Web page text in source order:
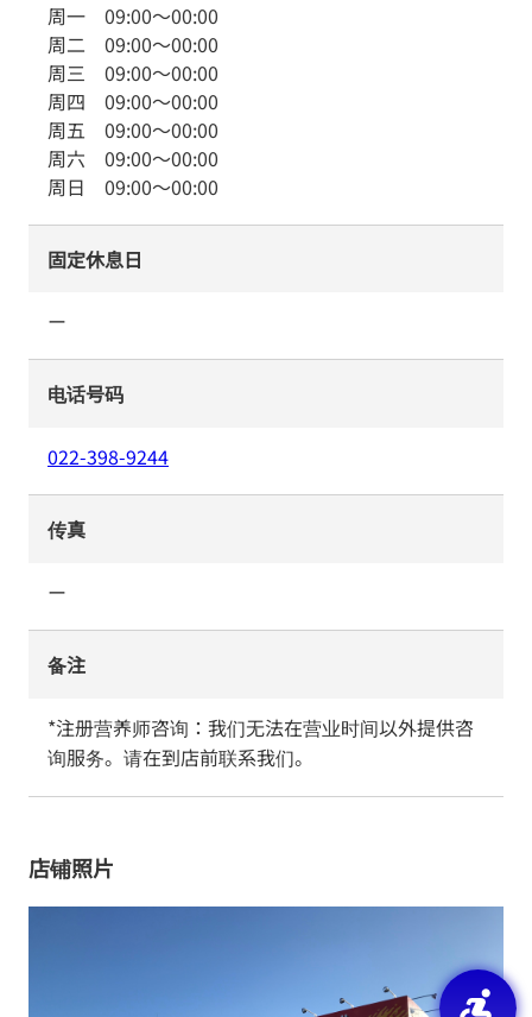
周一 09:00～00:00
周二 09:00～00:00
周三 09:00～00:00
周四 09:00～00:00
周五 09:00～00:00
周六 09:00～00:00
周日 09:00～00:00
固定休息日
ー
电话号码
022-398-9244
传真
ー
备注
*注册营养师咨询：我们无法在营业时间以外提供咨
询服务。请在到店前联系我们。
店铺照片